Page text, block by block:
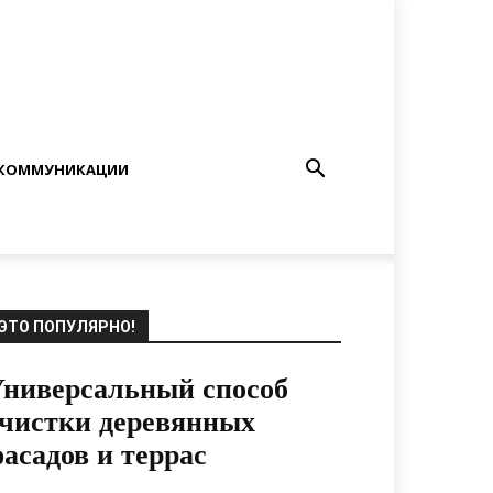
ПОПУЛЯРНО!
способ
деревянных
и террас
15.08.2021